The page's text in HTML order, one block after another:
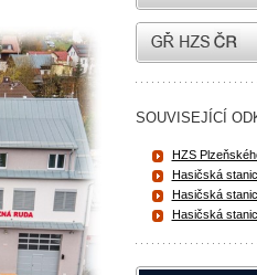
internetové stránky
SOUVISEJÍCÍ
HZS
Hasičská
Hasičská
Hasičská